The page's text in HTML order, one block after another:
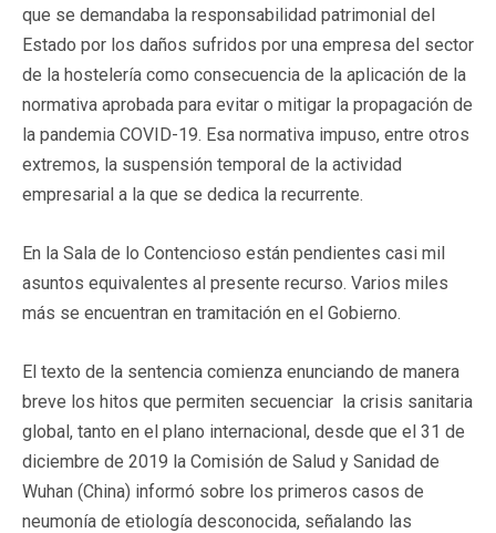
que se demandaba la responsabilidad patrimonial del
Estado por los daños sufridos por una empresa del sector
de la hostelería como consecuencia de la aplicación de la
normativa aprobada para evitar o mitigar la propagación de
la pandemia COVID-19. Esa normativa impuso, entre otros
extremos, la suspensión temporal de la actividad
empresarial a la que se dedica la recurrente.
En la Sala de lo Contencioso están pendientes casi mil
asuntos equivalentes al presente recurso. Varios miles
más se encuentran en tramitación en el Gobierno.
El texto de la sentencia comienza enunciando de manera
breve los hitos que permiten secuenciar la crisis sanitaria
global, tanto en el plano internacional, desde que el 31 de
diciembre de 2019 la Comisión de Salud y Sanidad de
Wuhan (China) informó sobre los primeros casos de
neumonía de etiología desconocida, señalando las